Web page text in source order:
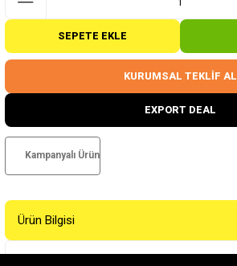
SEPETE EKLE
KURUMSAL TEKLİF AL
EXPORT DEAL
Kampanyalı Ürün
Ürün Bilgisi